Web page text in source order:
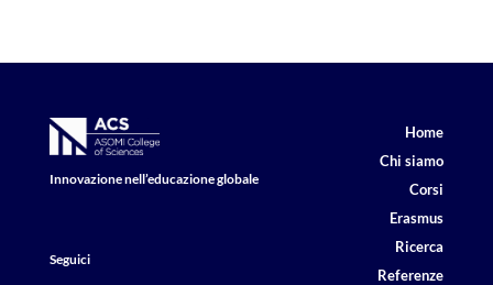
Innovazione nell’educazione globale
Seguici
Home
Chi siamo
Corsi
Erasmus
Ricerca
Referenze